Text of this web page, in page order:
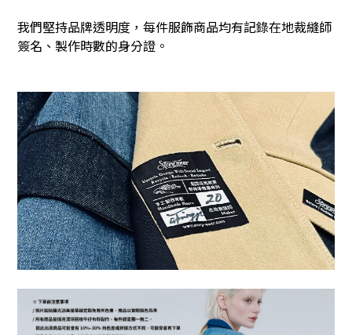
我們堅持品牌透明度，每件服飾商品均有記錄在地裁縫師
簽名、製作時數的身分證。